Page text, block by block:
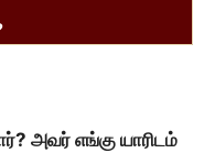
அவர் எங்கு யாரிடம்